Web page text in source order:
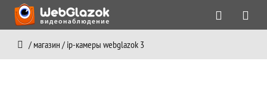
/ магазин / ip-камеры webglazok 3